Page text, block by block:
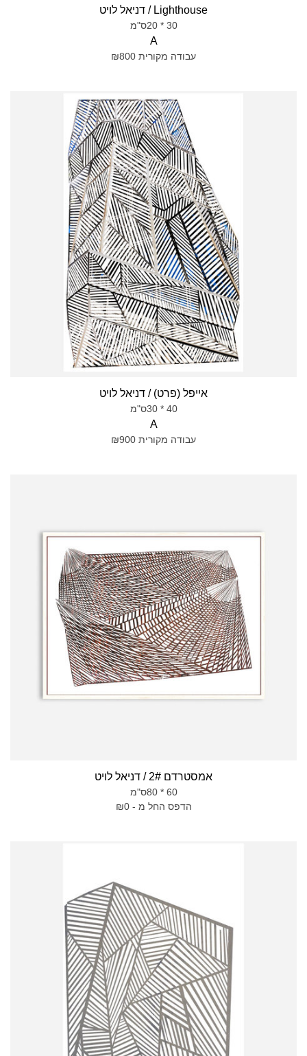
Lighthouse / דניאל לויט
30 * 20ס"מ
A
עבודה מקורית ₪800
אייפל (פרט) / דניאל לויט
40 * 30ס"מ
A
עבודה מקורית ₪900
אמסטרדם 2# / דניאל לויט
60 * 80ס"מ
הדפס החל מ - ₪0